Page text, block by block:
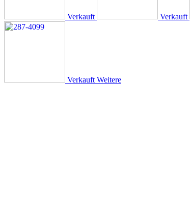
Verkauft Verkauft
Verkauft Weitere